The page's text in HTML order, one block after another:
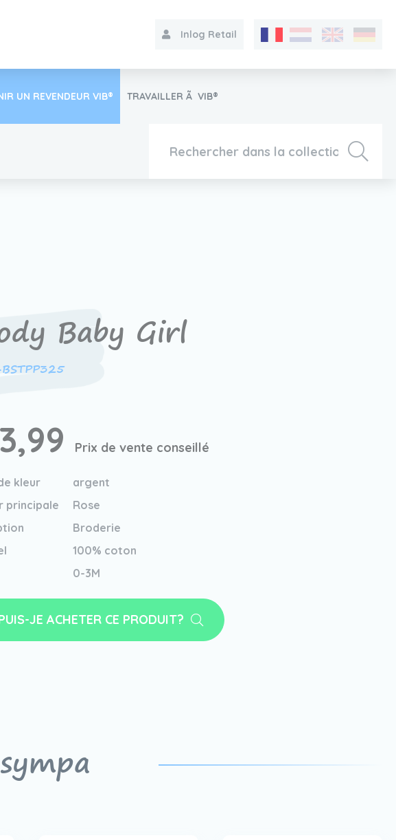
Inlog Retail
UN REVENDEUR VIB® TRAVAILLER Ã VIB®
Baby Girl
Prix de vente conseillé
kleur
argent
principale
Rose
Broderie
100% coton
0-3M
JE ACHETER CE PRODUIT?